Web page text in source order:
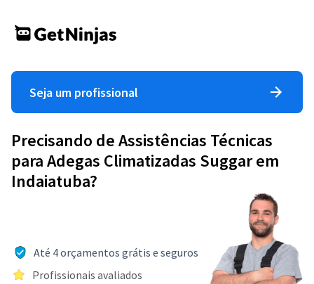
Seja um profissional
Precisando de Assistências Técnicas
para Adegas Climatizadas Suggar em
Indaiatuba?
Até 4 orçamentos grátis e seguros
Profissionais avaliados